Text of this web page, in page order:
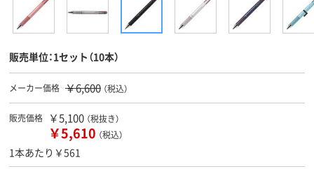
販売単位：1セット（10本）
メーカー価格 ￥6,600 （税込）
販売価格 ￥5,100 （税抜き）
￥5,610 （税込）
1本あたり￥561